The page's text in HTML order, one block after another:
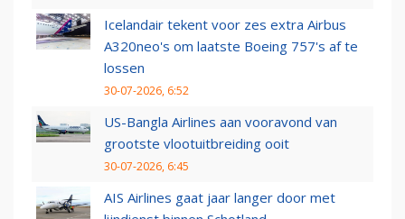
Icelandair tekent voor zes extra Airbus
A320neo's om laatste Boeing 757's af te
lossen
30-07-2026, 6:52
US-Bangla Airlines aan vooravond van
grootste vlootuitbreiding ooit
30-07-2026, 6:45
AIS Airlines gaat jaar langer door met